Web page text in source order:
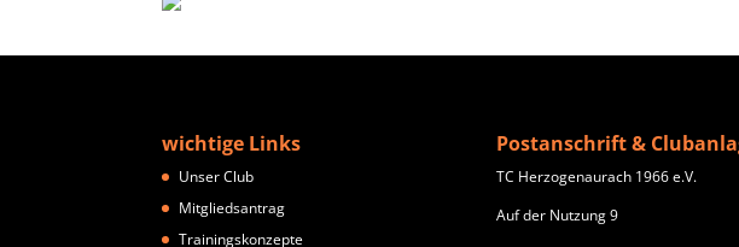
wichtige Links
Unser Club
Mitgliedsantrag
Trainingskonzepte
Postanschrift &
TC Herzogenaurach 1966 e.V.
Auf der Nutzung 9